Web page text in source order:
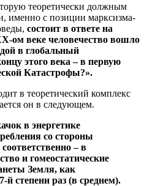
теоретически должным
именно с позиции марксизма-
состоит в ответе на
ом веке человечество вошло
в глобальный
этого века – в первую
Катастрофы?».
в теоретический комплекс
он в следующем.
в энергетике
со стороны
– в
и гомеостатические
Земля, как
й степени раз (в среднем).